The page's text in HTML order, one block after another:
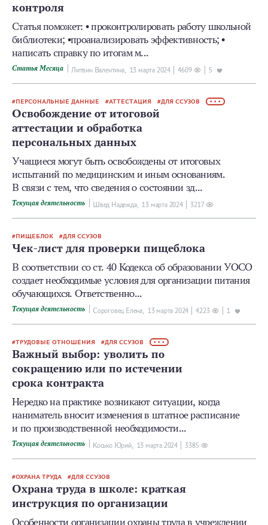
контроля
Статья поможет: • проконтролировать работу школьной
библиотеки; •проанализировать эффективность; •
написать справку по итогам м...
Статья Месяца Литвин Валентина, 13 мартa 2024 4609 5
ПЕРСОНАЛЬНЫЕ ДАННЫЕ АТТЕСТАЦИЯ ДЛЯ ССУЗОВ • • •
Освобождение от итоговой
аттестации и обработка
персональных данных
Учащиеся могут быть освобождены от итоговых
испытаний по медицинским и иным основаниям.
В связи с тем, что сведения о состоянии зд...
Текущая деятельность Швед Надежда, 13 мартa 2024 3217
ПИЩЕБЛОК ДЛЯ ССУЗОВ
Чек-лист для проверки пищеблока
В соответствии со ст. 40 Кодекса об образовании УОСО
создает необходимые условия для организации питания
обучающихся. Ответственно...
Текущая деятельность Сороговец Елена, 13 мартa 2024 4223 1
ТРУДОВЫЕ ОТНОШЕНИЯ ДЛЯ ССУЗОВ • • •
Важный выбор: уволить по
сокращению или по истечении
срока контракта
Нередко на практике возникают ситуации, когда
наниматель вносит изменения в штатное расписание
и по производственной необходимости...
Текущая деятельность Косько Юрий, 13 мартa 2024 3385
ОХРАНА ТРУДА ДЛЯ ССУЗОВ
Охрана труда в школе: краткая
инструкция по организации
Особенности организации охраны труда в учреждении